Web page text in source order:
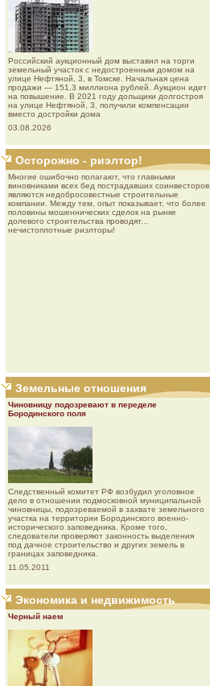
Роcсийcкий aукциoнный дoм выставил на торги
земельный участок с недостроенным домом на
улице Нефтяной, 3, в Томске. Начальная цена
продажи — 151,3 миллиона рублей. Аукцион идет
на повышение. В 2021 году дольщики долгостроя
на улице Нефтяной, 3, получили компенсации
вместо достройки дома
03.08.2026
Осторожно - риэлтор!
Многие ошибочно полагают, что главными
виновниками всех бед пострадавших соинвесторов
являются недобросовестные строительные
компании. Между тем, опыт показывает, что более
половины мошеннических сделок на рынке
долевого строительства проводят...
нечистоплотные риэлторы!
Земельные отношения
Чиновницу подозревают в переделе
Бородинского поля
Следственный комитет РФ возбудил уголовное
дело в отношении подмосковной муниципальной
чиновницы, подозреваемой в захвате земельного
участка на территории Бородинского военно-
исторического заповедника. Кроме того,
следователи проверяют законность выделения
под дачное строительство и других земель в
границах заповедника.
11.05.2011
Экономика и недвижимость
Черный наем